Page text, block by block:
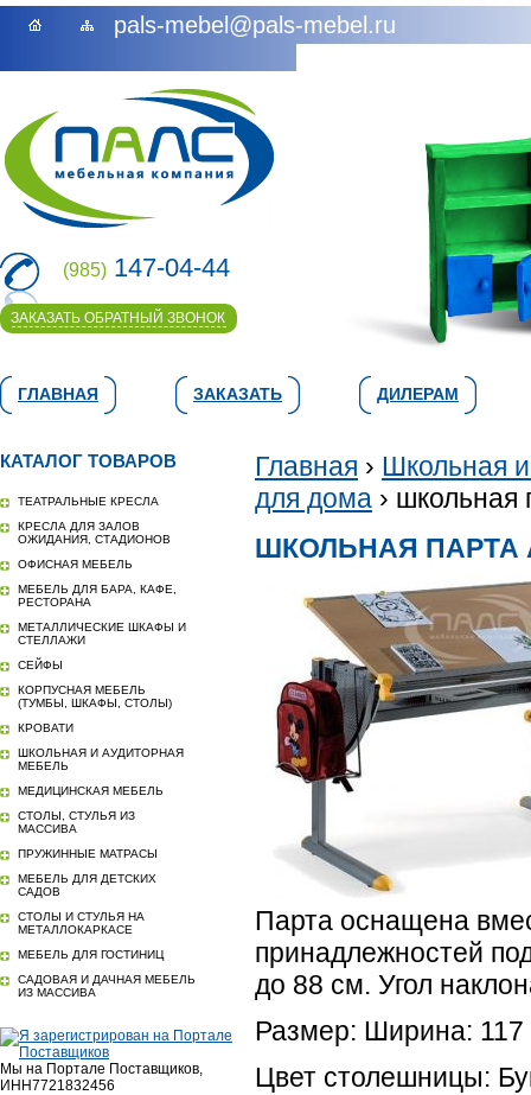
pals-mebel@pals-mebel.ru
(985) 147-04-44
ЗАКАЗАТЬ ОБРАТНЫЙ ЗВОНОК
ГЛАВНАЯ ЗАКАЗАТЬ ДИЛЕРАМ
КАТАЛОГ ТОВАРОВ
ТЕАТРАЛЬНЫЕ КРЕСЛА
КРЕСЛА ДЛЯ ЗАЛОВ
ОЖИДАНИЯ, СТАДИОНОВ
ОФИСНАЯ МЕБЕЛЬ
МЕБЕЛЬ ДЛЯ БАРА, КАФЕ,
РЕСТОРАНА
МЕТАЛЛИЧЕСКИЕ ШКАФЫ И
СТЕЛЛАЖИ
СЕЙФЫ
КОРПУСНАЯ МЕБЕЛЬ
(ТУМБЫ, ШКАФЫ, СТОЛЫ)
КРОВАТИ
ШКОЛЬНАЯ И АУДИТОРНАЯ
МЕБЕЛЬ
МЕДИЦИНСКАЯ МЕБЕЛЬ
СТОЛЫ, СТУЛЬЯ ИЗ
МАССИВА
ПРУЖИННЫЕ МАТРАСЫ
МЕБЕЛЬ ДЛЯ ДЕТСКИХ
САДОВ
СТОЛЫ И СТУЛЬЯ НА
МЕТАЛЛОКАРКАСЕ
МЕБЕЛЬ ДЛЯ ГОСТИНИЦ
САДОВАЯ И ДАЧНАЯ МЕБЕЛЬ
ИЗ МАССИВА
Мы на Портале Поставщиков,
ИНН7721832456
Главная › Школьная
для дома › школьная
ШКОЛЬНАЯ ПАРТА
Парта оснащена
принадлежностей
до 88 см. Угол
Размер: Ширина:
Цвет столешницы: